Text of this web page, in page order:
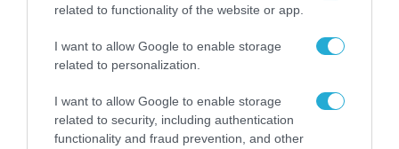
related to functionality of the website or app.
I want to allow Google to enable storage
related to personalization.
I want to allow Google to enable storage
related to security, including authentication
functionality and fraud prevention, and other
από Σλαβιάνσκ και Κραματόρσκ στο Ντονέτσκ